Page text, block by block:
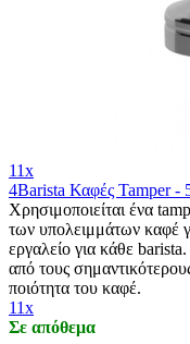
11x
4Barista Καφές Tamper -
Χρησιμοποιείται ένα
των υπολειμμάτων καφέ
εργαλείο για κάθε
από τους
ποιότητα του καφέ.
11x
Σε απόθεμα